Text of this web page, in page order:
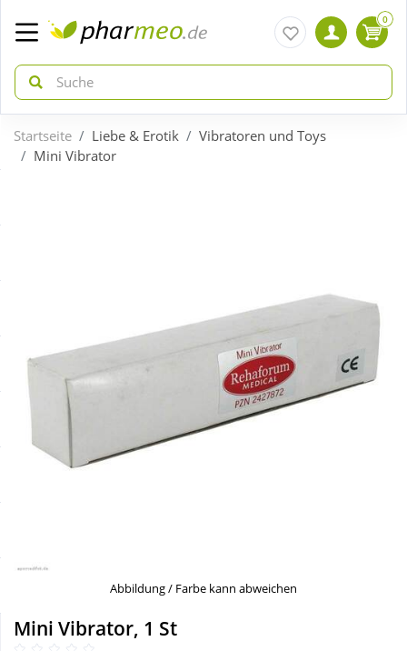
zurück
Neuheiten
Schnäppchen
Täglich gut versorgt
zurück
Diabetes
Körperpflege & Kosmetik
Liebe & Erotik
Nahrungsergänzung
Natur & Homöopathie
0
Startseite Liebe & Erotik
Vibratoren und Toys
Mini Vibrator
Abbildung / Farbe kann abweichen
Mini Vibrator, 1 St